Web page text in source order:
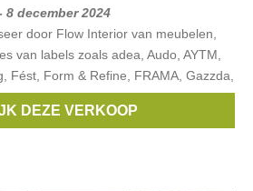
8 december 2024
door Flow Interior van meubelen,
van labels zoals adea, Audo, AYTM,
Fést, Form & Refine, FRAMA, Gazzda,
, Emu,Ferm Living,
DEZE VERKOOP